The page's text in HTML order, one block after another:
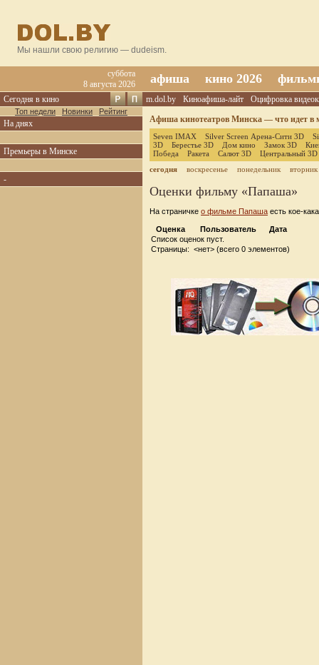
Мы нашли свою религию — dudeism.
суббота
8 августа 2026
афиша кино 2026
Сегодня в кино
Топ недели Новинки Рейтинг
На днях
Премьеры в Минске
-
m.dol.by Киноафиша-лайт
Оцифровка
Афиша кинотеатров Минска — что идет в
Seven IMAX Silver Screen Арена-Сити 3D
3D
Берестье 3D Дом кино Замок 3D
Победа
Ракета Салют 3D
Центральный 3D
сегодня
воскресенье понедельник вторник
Оценки фильму «Папаша»
На страничке о фильме Папаша есть кое-
Оценка Пользователь
Дата
Список оценок пуст.
Страницы: <нет> (всего 0 элементов)